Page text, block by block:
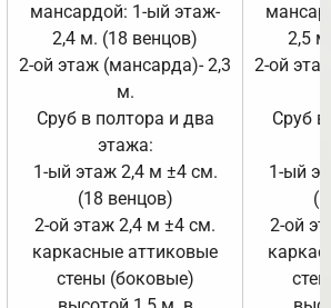
мансардой: 1-ый этаж-
2,4 м. (18 венцов)
2-ой этаж (мансарда)- 2,3
м.
Сруб в полтора и два
этажа:
1-ый этаж 2,4 м ±4 см.
(18 венцов)
2-ой этаж 2,4 м ±4 см.
каркасные аттиковые
стены (боковые)
2,5
2-ой
Сруб
1-ый
2-ой